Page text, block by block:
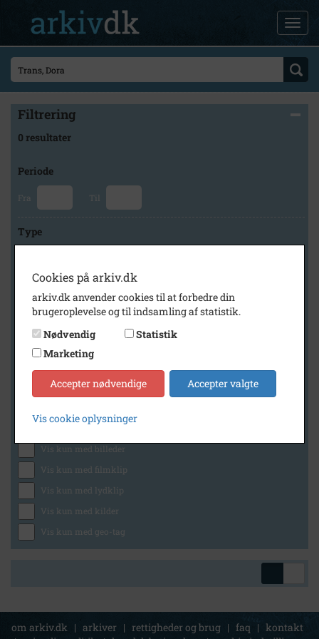
Filtrering
0 resultater
Periode
Fra Til
Type
Arkiv
Faxe Kommunes Arkiver
Generelt
Vis kun med billeder
Vis kun med filmklip
Vis kun med lydklip
Vis kun med kilder
Vis kun med geo-tag
om arkiv.dk | arkiver | rettigheder og brug | faq | kontakt
Cookies på arkiv.dk
arkiv.dk anvender cookies til at forbedre din
brugeroplevelse og til indsamling af statistik.
Nødvendig
Statistik
Marketing
Accepter nødvendige Accepter valgte
Vis cookie oplysninger